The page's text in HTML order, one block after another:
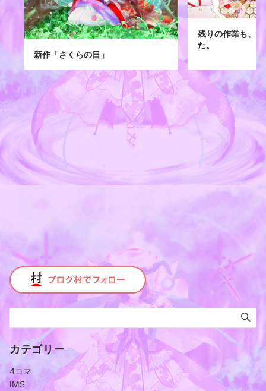
新作「さくらの日」
残りの作業も、
た。
カテゴリー
4コマ
IMS